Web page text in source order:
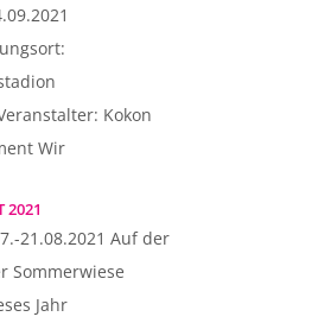
Kokon
Wir
2021
21.08.2021 Auf der
Sommerwiese
Jahr